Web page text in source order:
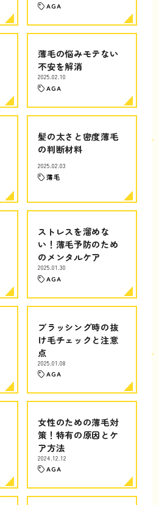
AGA
薄毛の悩みモテない
不安を解消
2025.02.10
AGA
髪の太さと密度薄毛
の判断材料
2025.02.03
薄毛
ストレスを溜めな
い！薄毛予防のため
のメンタルケア
2025.01.30
AGA
ブラッシング時の抜
け毛チェックと注意
点
2025.01.08
AGA
女性のための薄毛対
策！特有の原因とケ
ア方法
2024.12.12
AGA